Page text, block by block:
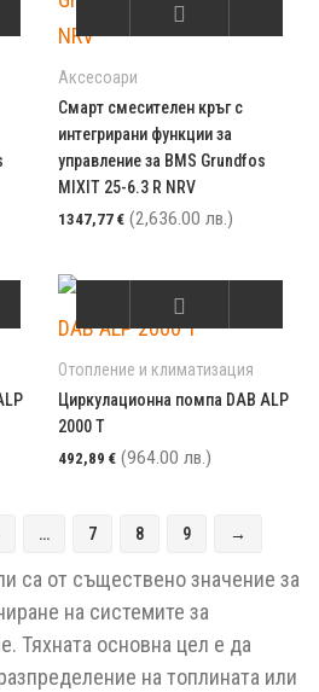
Аксесоари
Смарт смесителен кръг с
интегрирани функции за
управление за BMS Grundfos
MIXIT 25-6.3 R NRV
1347,77€ (2,636.00 лв.)
Отопление и климатизация
Циркулационна помпа DAB ALP
2000 T
492,89€ (964.00 лв.)
… 7 8 9 →
са от съществено значение за
на системите за
Тяхната основна цел е да
на топлината или